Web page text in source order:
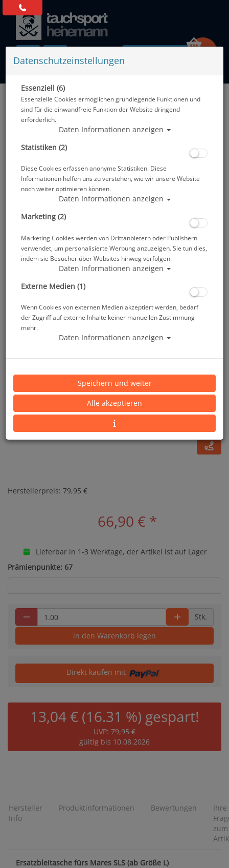
Alle Artikel zeigen aus: Tarierjackets - Taschen & Bleitaschen
Mares SLS Bleitaschen - Gr: L (Paar)
Artikelnr.: mar-417960
Herstellerpreis: 79,95 €
66,90 € *
Lieferbar in 1-3 Werktage, der Artikel ist auf Lager
Prämienpunkte: 67
Stk.
in den Warenkorb legen
Direkt kaufen mit
13,04 € (16.31 %) gespart!
UVP: 79,95 €
gültig bis 10.08.2026
Hersteller
Info
Produktinformationen Bewertungen
Ihre
zum
Ersatzbleitasche fürs Mares SLS (ab Größe L)
Datenschutzeinstellungen
Essenziell (6)
Essenzielle Cookies ermöglichen grundlegende Funktionen und
sind für die einwandfreie Funktion der Website dringend
erforderlich.
Daten Informationen anzeigen
Statistiken (2)
Diese Cookies erfassen anonyme Statistiken. Diese
Informationen helfen uns zu verstehen, wie wir unsere Website
noch weiter optimieren können.
Daten Informationen anzeigen
Marketing (2)
Marketing Cookies werden von Drittanbietern oder Publishern
verwendet, um personalisierte Werbung anzuzeigen. Sie tun dies,
indem sie Besucher über Websites hinweg verfolgen.
Daten Informationen anzeigen
Externe Medien (1)
Wenn Cookies von externen Medien akzeptiert werden, bedarf
der Zugriff auf externe Inhalte keiner manuellen Zustimmung
mehr.
Daten Informationen anzeigen
Speichern und weiter
Alle akzeptieren